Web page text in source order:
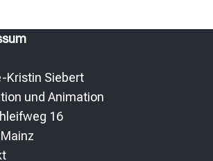
Kristin Siebert
und Animation
16